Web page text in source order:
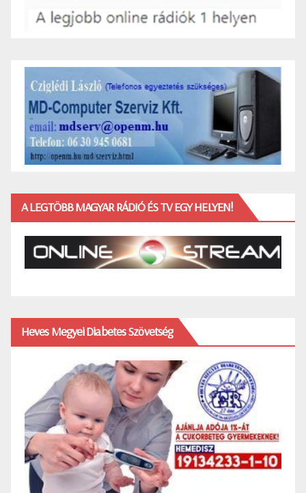
A LEGTÖBB MAGYAR RÁDIÓ ÉS TV EGY HELYEN!
Heves Megyei Diabetes Szövetség